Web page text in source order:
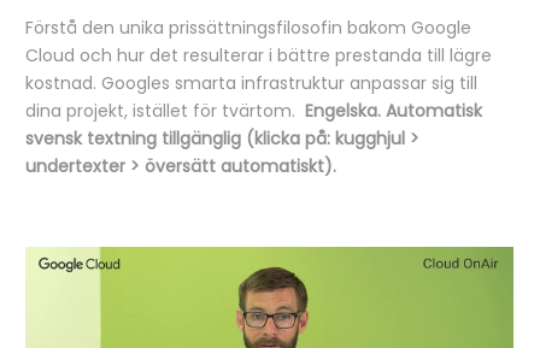
Förstå den unika prissättningsfilosofin bakom Google
Cloud och hur det resulterar i bättre prestanda till lägre
kostnad. Googles smarta infrastruktur anpassar sig till
dina projekt, istället för tvärtom.Engelska. Automatisk
svensk textning tillgänglig (klicka på: kugghjul >
undertexter > översätt automatiskt).